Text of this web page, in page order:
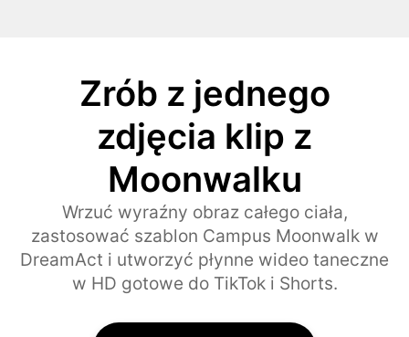
Zrób z jednego
zdjęcia klip z
Moonwalku
Wrzuć wyraźny obraz całego ciała,
zastosować szablon Campus Moonwalk w
DreamAct i utworzyć płynne wideo taneczne
w HD gotowe do TikTok i Shorts.